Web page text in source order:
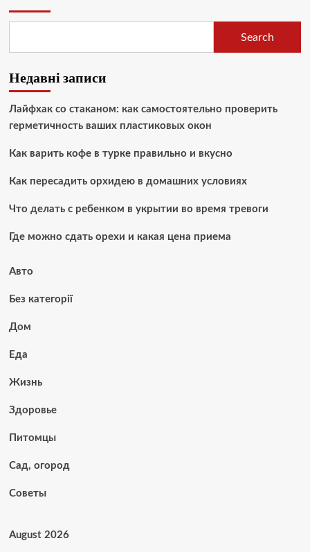
Search
Недавні записи
Лайфхак со стаканом: как самостоятельно проверить
герметичность ваших пластиковых окон
Как варить кофе в турке правильно и вкусно
Как пересадить орхидею в домашних условиях
Что делать с ребенком в укрытии во время тревоги
Где можно сдать орехи и какая цена приема
Авто
Без категорії
Дом
Еда
Жизнь
Здоровье
Питомцы
Сад, огород
Советы
August 2026